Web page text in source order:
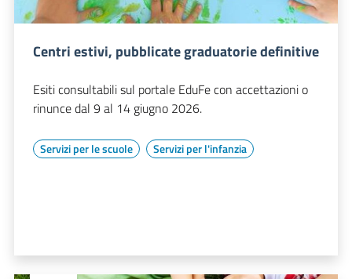
Centri estivi, pubblicate graduatorie definitive
Esiti consultabili sul portale EduFe con accettazioni o
rinunce dal 9 al 14 giugno 2026.
Servizi per le scuole Servizi per l'infanzia